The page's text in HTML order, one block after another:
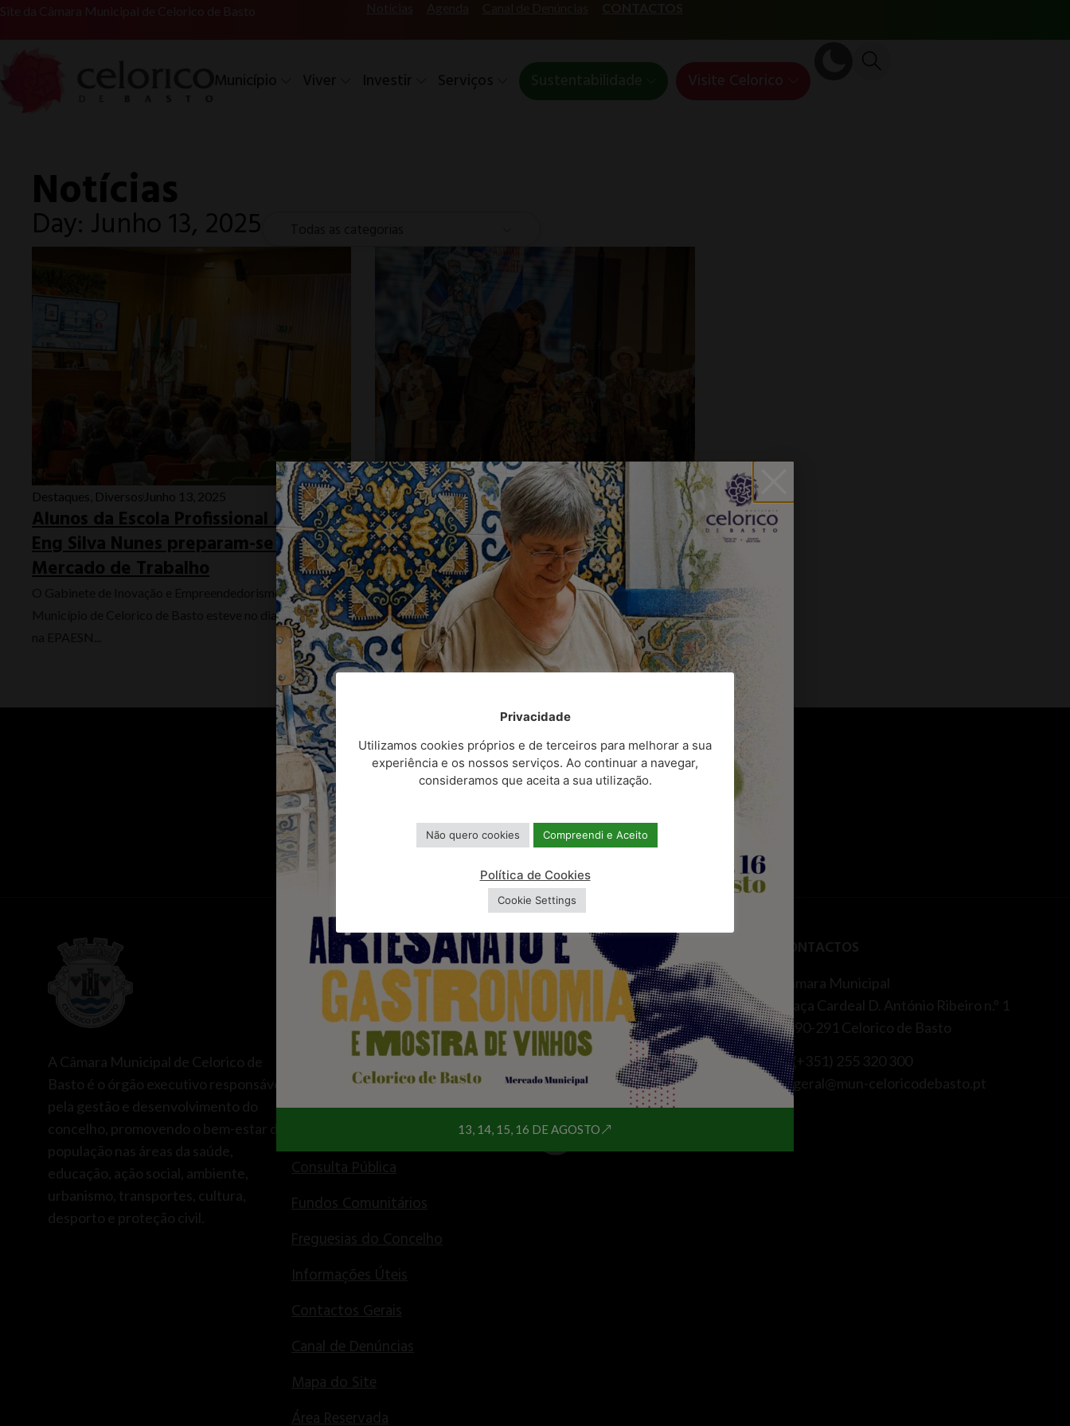
Notícias
Day: Junho 13, 2025
Destaques Diversos Junho 13, 2025
Alunos da Escola Profissional Agrícola
Eng Silva Nunes preparam-se para o
Mercado de Trabalho
O Gabinete de Inovação e Empreendedorismo do
Município de Celorico de Basto esteve no dia 12 de junho,
Destaques,EducaçãoJunho 13, 2025
Mota Fashion Night abre Semana
Cultural do Agrupamento de Escolas
de Celorico de Basto
A Escola Básica da Mota promoveu esta segunda-feira, 09
de junho, o Mota Fashion Night, a iniciativa, orientada para
a...
A Câmara Municipal de Celorico de
Basto é o órgão executivo responsável
pela gestão e desenvolvimento do
concelho, promovendo o bem-estar da
população nas áreas da saúde,
educação, ação social, ambiente,
urbanismo, transportes, cultura,
desporto e proteção civil.
ATALHOS
Balcão Único
Espaços do Cidadão
Balcão do Empreendedor
Consulta Pública
Fundos Comunitários
Freguesias do Concelho
Informações Úteis
Contactos Gerais
Canal de Denúncias
Mapa do Site
Área Reservada
POLÍTICAS E CONFORMIDADE
Política de Cookies
Política de Privacidade
e Proteção de Dados
Declaração de Acessibilidade
CONTACTOS
Câmara Municipal
Praça Cardeal D. António Ribeiro n.º 1
4890-291 Celorico de Basto
T. (+351) 255 320 300
E. geral@mun-celoricodebasto.pt
Privacidade
Utilizamos cookies próprios e de terceiros para melhorar a sua
experiência e os nossos serviços. Ao continuar a navegar,
consideramos que aceita a sua utilização.
Não quero cookies Compreendi e Aceito
Política de Cookies
Cookie Settings
13, 14, 15, 16 DE AGOSTO